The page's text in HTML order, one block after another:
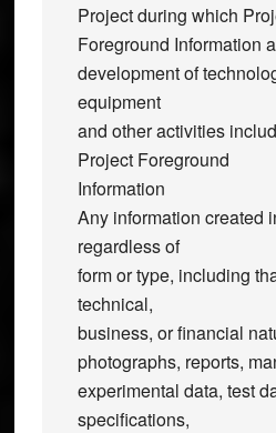
Project during which
Foreground Information
development of
equipment
and other activities
Project Foreground
Information
Any information created
regardless of
form or type, including
technical,
business, or financial
photographs, reports,
experimental data, test
specifications,